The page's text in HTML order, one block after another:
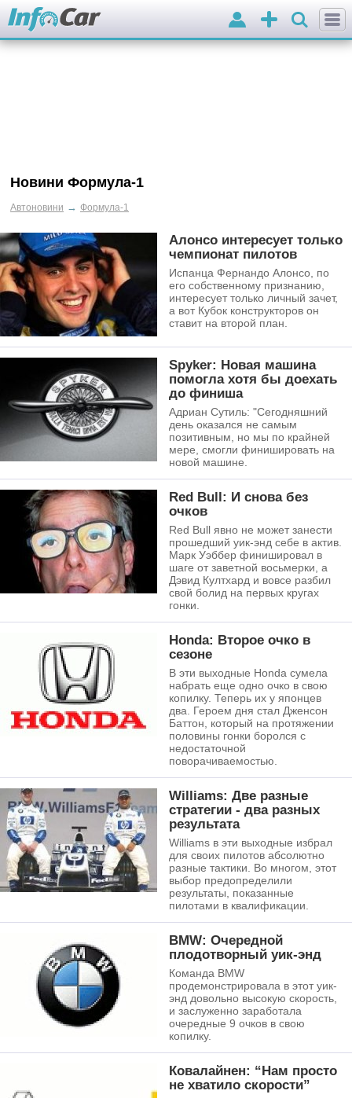
Додати
оголошення
Вхід
Новини Формула-1
Автоновини → Формула-1
Алонсо интересует только
чемпионат пилотов
Испанца Фернандо Алонсо, по
его собственному признанию,
интересует только личный зачет,
а вот Кубок конструкторов он
ставит на второй план.
Spyker: Новая машина
помогла хотя бы доехать
до финиша
Адриан Сутиль: "Сегодняшний
день оказался не самым
позитивным, но мы по крайней
мере, смогли финишировать на
новой машине.
Red Bull: И снова без
очков
Red Bull явно не может занести
прошедший уик-энд себе в актив.
Марк Уэббер финишировал в
шаге от заветной восьмерки, а
Дэвид Култхард и вовсе разбил
свой болид на первых кругах
гонки.
Honda: Второе очко в
сезоне
В эти выходные Honda сумела
набрать еще одно очко в свою
копилку. Теперь их у японцев
два. Героем дня стал Дженсон
Баттон, который на протяжении
половины гонки боролся с
недостаточной
поворачиваемостью.
Williams: Две разные
стратегии - два разных
результата
Williams в эти выходные избрал
для своих пилотов абсолютно
разные тактики. Во многом, этот
выбор предопределили
результаты, показанные
пилотами в квалификации.
BMW: Очередной
плодотворный уик-энд
Команда BMW
продемонстрировала в этот уик-
энд довольно высокую скорость,
и заслуженно заработала
очередные 9 очков в свою
копилку.
Ковалайнен: “Нам просто
не хватило скорости”